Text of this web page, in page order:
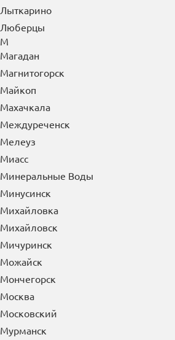
Лыткарино
Люберцы
М
Магадан
Магнитогорск
Майкоп
Махачкала
Междуреченск
Мелеуз
Миасс
Минеральные Воды
Минусинск
Михайловка
Михайловск
Мичуринск
Можайск
Мончегорск
Москва
Московский
Мурманск